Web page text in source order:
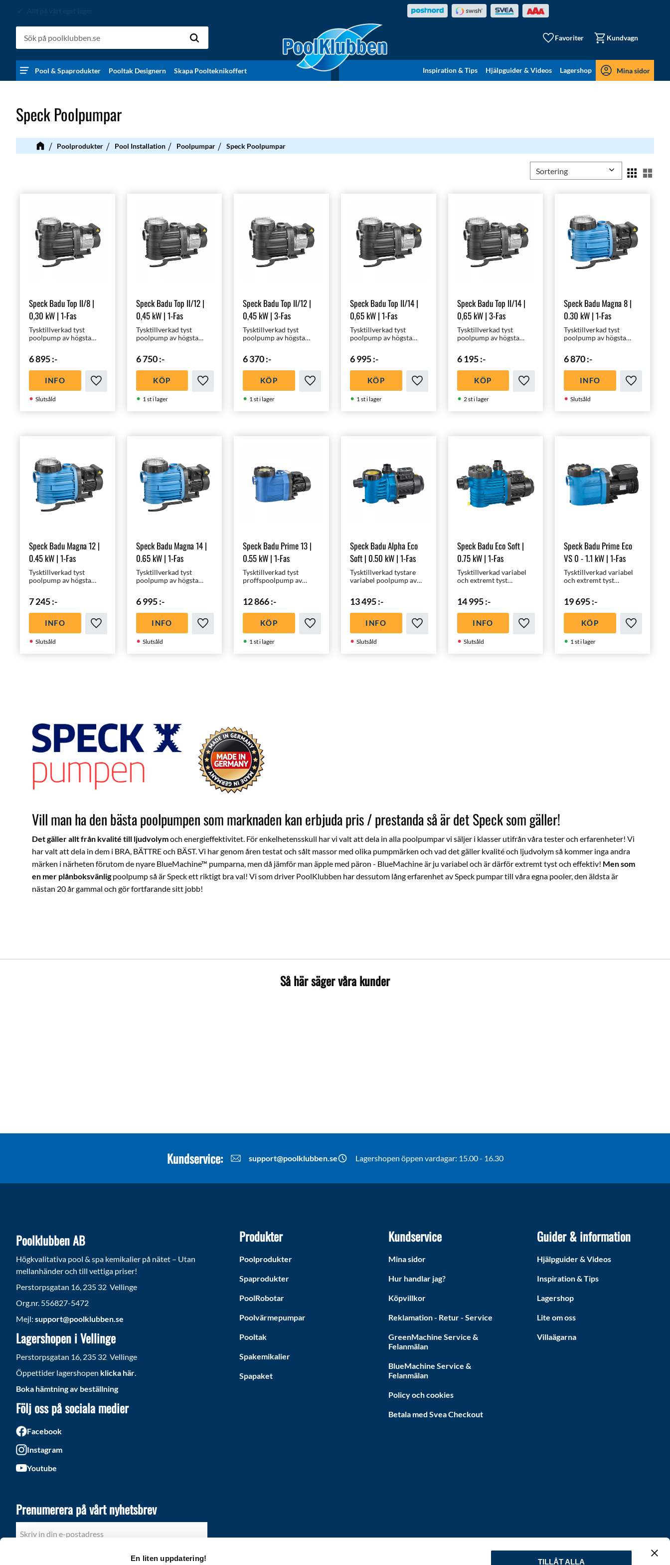
En liten uppdatering! TILLÅT ALLA
Favoriter Kundvagn
Pool & Spaprodukter Pooltak Designern Skapa Poolteknikoffert Inspiration & Tips Hjälpguider & Videos Lagershop Mina sidor
Speck Poolpumpar
Poolprodukter Pool Installation Poolpumpar Speck Poolpumpar
Välj sortering
Speck Badu Top II/8 |
0,30 kW | 1-Fas
Tysktillverkad tyst
poolpump av högsta
20m³ pool |
Energieffektiv -
Miljövänlig
6 895:-
Lägg till i favoriter
Slutsåld
INFO
Speck Badu Top II/12 |
0,45 kW | 1-Fas
Tysktillverkad tyst
poolpump av högsta
30m³ pool |
Energieffektiv -
Miljövänlig
6 750:-
Lägg till i favoriter
1 st i lager
KÖP
Speck Badu Top II/12 |
0,45 kW | 3-Fas
Tysktillverkad tyst
poolpump av högsta
3x6m pool |
Energieffektiv -
Miljövänlig
6 370:-
Lägg till i favoriter
1 st i lager
KÖP
Speck Badu Top II/14 |
0,65 kW | 1-Fas
Tysktillverkad tyst
poolpump av högsta
45m³ pool |
Energieffektiv -
Miljövänlig
6 995:-
Lägg till i favoriter
1 st i lager
KÖP
Speck Badu Top II/14 |
0,65 kW | 3-Fas
Tysktillverkad tyst
poolpump av högsta
45m³ pool |
Energieffektiv -
Miljövänlig
6 195:-
Lägg till i favoriter
2 st i lager
KÖP
Speck Badu Magna 8 |
0.30 kW | 1-Fas
Tysktillverkad tyst
poolpump av högsta
3x6m pool |
Energieffektiv -
Miljövänlig
6 870:-
Lägg till i
Slutsåld
INFO
Speck Badu Magna 12 |
0.45 kW | 1-Fas
Tysktillverkad tyst
poolpump av högsta
3x6m pool |
Energieffektiv -
Miljövänlig
7 245:-
Lägg till i favoriter
Slutsåld
INFO
Speck Badu Magna 14 |
0.65 kW | 1-Fas
Tysktillverkad tyst
poolpump av högsta
4x8m pool |
Energieffektiv -
Miljövänlig
6 995:-
Lägg till i favoriter
Slutsåld
INFO
Speck Badu Prime 13 |
0.55 kW | 1-Fas
Tysktillverkad tyst
proffspoolpump av
för en 4x8m pool |
Energieffektiv -
Miljövänlig
12 866:-
Lägg till i favoriter
1 st i lager
KÖP
Speck Badu Alpha Eco
Soft | 0.50 kW | 1-Fas
Tysktillverkad tystare
variabel poolpump av
Inverterstyrd
13 495:-
Lägg till i favoriter
Slutsåld
INFO
Speck Badu Eco Soft |
0.75 kW | 1-Fas
Tysktillverkad variabel
och extremt tyst
pooler | Energieffektiv -
Miljövänlig -
Inverterstyrd
14 995:-
Lägg till i favoriter
Slutsåld
INFO
Speck Badu Prime Eco
VS 0 - 1.1 kW | 1-Fas
Tysktillverkad variabel
och extremt tyst
90m³ pooler |
Energieffektiv -
Miljövänlig -
Inverterstyrd
19 695:-
Lägg till i
1 st i lager
KÖP
Vill man ha den bästa poolpumpen som marknaden kan erbjuda pris / prestanda så är det Speck som gäller!
Det gäller allt från kvalité till ljudvolymoch energieffektivitet. För enkelhetensskull har vi valt att dela in alla poolpumpar vi säljer i klasser utifrån våra tester och erfarenheter! Vi
har valt att dela in dem i BRA, BÄTTRE och BÄST. Vi har genom åren testat och sålt massor med olika pumpmärken och vad det gäller kvalité och ljudvolym så kommer inga andra
märken i närheten förutom de nyare BlueMachine™ pumparna, men då jämför man äpple med päron - BlueMachine är ju variabel och är därför extremt tyst och effektiv! Men som
en mer plånboksvänligpoolpump så är Speck ett riktigt bra val! Vi som driver PoolKlubben har dessutom lång erfarenhet av Speck pumpar till våra egna pooler, den äldsta är
nästan 20 år gammal och gör fortfarande sitt jobb!
Så här säger våra kunder
Kundservice: support@poolklubben.se Lagershopen öppen vardagar: 15.00 - 16.30
Poolklubben AB
Högkvalitativa pool & spa kemikalier på nätet – Utan
mellanhänder och till vettiga priser!
Perstorpsgatan 16, 235 32 Vellinge
Org.nr. 556827-5472
Mejl:support@poolklubben.se
Lagershopen i Vellinge
Perstorpsgatan 16, 235 32 Vellinge
Öppettider lagershopen klicka här.
Boka hämtning av beställning
Följ oss på sociala medier
Facebook
Instagram
Youtube
Prenumerera på vårt nyhetsbrev
PRENUMERERA
Produkter
Poolprodukter
Spaprodukter
PoolRobotar
Poolvärmepumpar
Pooltak
Spakemikalier
Spapaket
Guider & information
Hjälpguider & Videos
Inspiration & Tips
Lagershop
Lite om oss
Villaägarna
Kundservice
Mina sidor
Hur handlar jag?
Köpvillkor
Reklamation - Retur - Service
GreenMachine Service &
Felanmälan
BlueMachine Service &
Felanmälan
Policy och cookies
Betala med Svea Checkout